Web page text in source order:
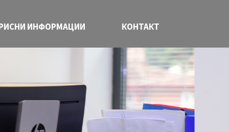
ИНФОРМАЦИИ КОНТАКТ